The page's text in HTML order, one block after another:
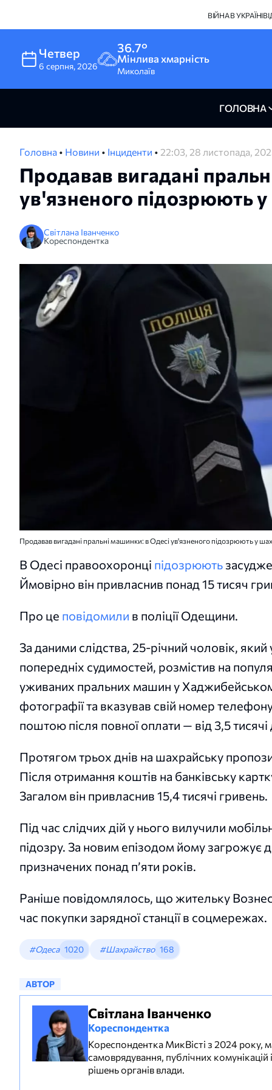
ВІЙНА В УКРАЇНІ
Четвер
6 серпня,2026
36.7°
Мінлива хмарність
Миколаїв
ГОЛОВНА
Головна • Новини • Інциденти • 22:03, 28 листопада,
Продавав вигадані
ув'язненого підозрюють у
Світлана Іванченко
Кореспондентка
Продавав вигадані пральні машинки: в Одесі ув'язненого підозрюють у
В Одесі правоохоронці підозрюють
Ймовірно він привласнив понад 15 тисяч
Про це повідомили в поліції Одещини.
За даними слідства, 25-річний чоловік,
попередніх судимостей, розмістив на
уживаних пральних машин у
фотографії та вказував свій номер
поштою після повної оплати — від 3,5 тисячі
Протягом трьох днів на шахрайську
Після отримання коштів на банківську
Загалом він привласнив 15,4 тисячі гривень.
Під час слідчих дій у нього вилучили
підозру. За новим епізодом йому
призначених понад п’яти років.
Раніше повідомлялось, що жительку
час покупки зарядної станції в соцмережах.
#Одеса 1020 #Шахрайство 168
АВТОР
Світлана Іванченко
Кореспондентка
Кореспондентка МикВісті з 2024 року,
самоврядування, публічних комунікацій
рішень органів влади.